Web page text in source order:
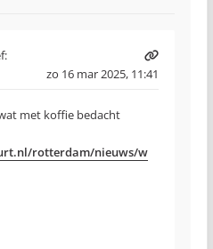
zo 16 mar 2025, 11:41
met koffie bedacht
rotterdam/nieuws/w